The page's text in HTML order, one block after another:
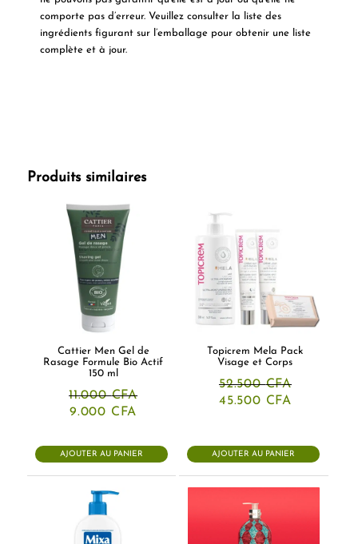
comporte pas d’erreur. Veuillez consulter la liste des
ingrédients figurant sur l’emballage pour obtenir une liste
complète et à jour.
Produits similaires
Cattier Men Gel de
Rasage Formule Bio Actif
150 ml
11.000CFA
Le
était :
11.000 CFA.
9.000 CFA
est :
9.000 CFA.
AJOUTER AU PANIER
Topicrem Mela Pack
Visage et Corps
52.500CFA
Le
52.500 CFA.
45.500 CFA
45.500
AJOUTER AU PANIER